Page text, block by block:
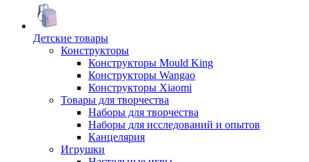
Детские товары
Конструкторы
Конструкторы Mould King
Конструкторы Wangao
Конструкторы Xiaomi
Товары для творчества
Наборы для творчества
Наборы для исследований и опытов
Канцелярия
Игрушки